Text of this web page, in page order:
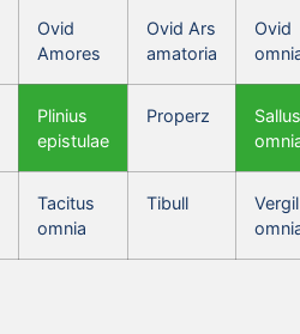
Ovid
Amores
Ovid Ars
amatoria
Ovid
Plinius
epistulae
Properz
Tacitus
omnia
Tibull
Vergil